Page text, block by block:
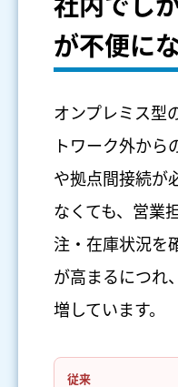
社内でし
が不便に
オンプレミス型
トワーク外から
や拠点間接続が
なくても、営業
注・在庫状況を
が高まるにつれ
増しています。
従来